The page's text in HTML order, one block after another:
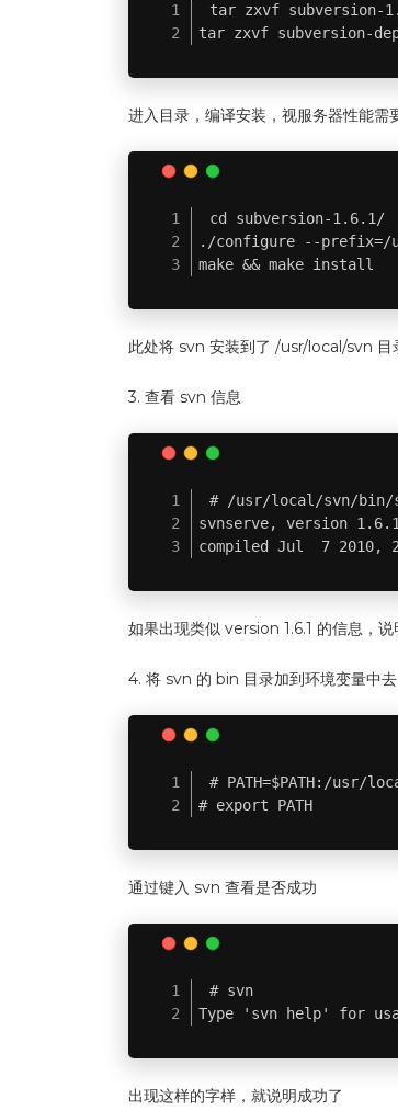
tar zxvf subversion-
tar zxvf subversion-
进入目录，编译安装，视服务器性能
cd subversion-1.6.1/
./configure --prefix=/
make && make install
此处将 svn 安装到了 /usr/local/svn 目
3. 查看 svn 信息
# /usr/local/svn/bin/
svnserve, version
compiled Jul  7 2010,
如果出现类似 version 1.6.1 的信息，说
4. 将 svn 的 bin 目录加到环境变量中去
# PATH=$PATH:/usr/
# export PATH
通过键入 svn 查看是否成功
# svn
Type 'svn help' for
出现这样的字样，就说明成功了